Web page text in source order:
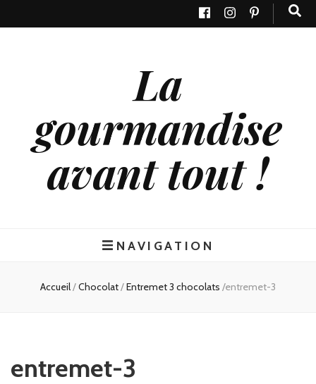
La
gourmandise
avant tout !
NAVIGATION
Accueil/Chocolat/Entremet 3 chocolats /entremet-3
entremet-3